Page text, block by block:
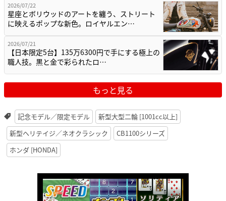
2026/07/22
星座とボリウッドのアートを纏う、ストリート
に映えるポップな新色。ロイヤルエン…
2026/07/21
【日本限定5台】135万6300円で手にする極上の
職人技。黒と金で彩られたロ…
もっと見る
記念モデル／限定モデル
新型大型二輪 [1001cc以上]
新型ヘリテイジ／ネオクラシック
CB1100シリーズ
ホンダ [HONDA]